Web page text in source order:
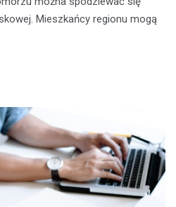
Mieszkańcy regionu mogą